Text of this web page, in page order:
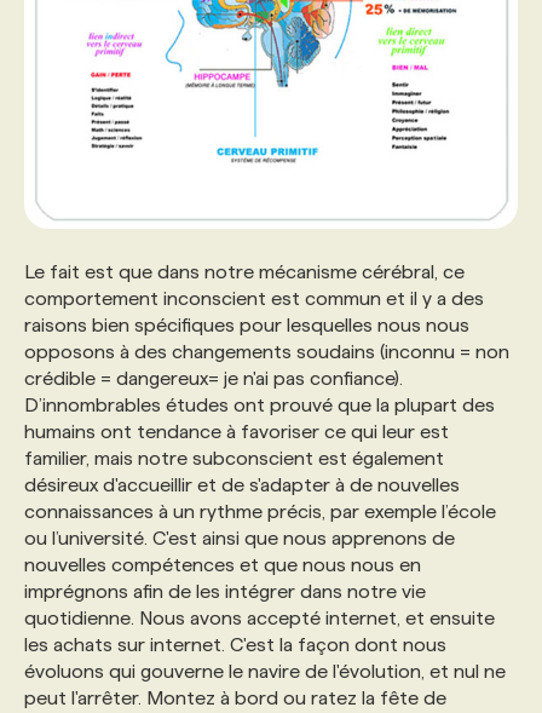
Le fait est que dans notre mécanisme cérébral, ce
comportement inconscient est commun et il y a des
raisons bien spécifiques pour lesquelles nous nous
opposons à des changements soudains (inconnu = non
crédible = dangereux= je n'ai pas confiance).
D’innombrables études ont prouvé que la plupart des
humains ont tendance à favoriser ce qui leur est
familier, mais notre subconscient est également
désireux d'accueillir et de s'adapter à de nouvelles
connaissances à un rythme précis, par exemple l’école
ou l’université. C'est ainsi que nous apprenons de
nouvelles compétences et que nous nous en
imprégnons afin de les intégrer dans notre vie
quotidienne. Nous avons accepté internet, et ensuite
les achats sur internet. C'est la façon dont nous
évoluons qui gouverne le navire de l'évolution, et nul ne
peut l'arrêter. Montez à bord ou ratez la fête de